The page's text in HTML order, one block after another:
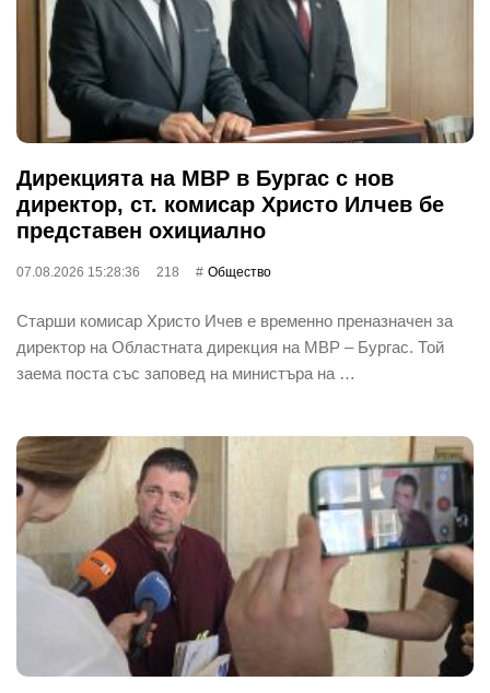
Дирекцията на МВР в Бургас с нов
директор, ст. комисар Христо Илчев бе
представен охициално
07.08.2026 15:28:36 218 Общество
Старши комисар Христо Ичев е временно преназначен за
директор на Областната дирекция на МВР – Бургас. Той
заема поста със заповед на министъра на …